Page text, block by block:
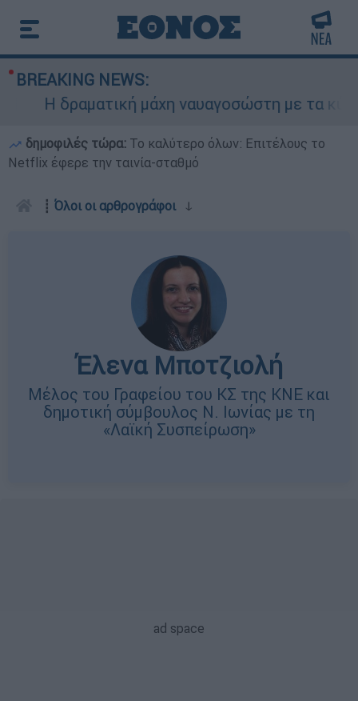
BREAKING NEWS:
Η δραματική μάχη ναυαγοσώστη με τα
δημοφιλές τώρα: Το καλύτερο όλων: Επιτέλους το
Netflix έφερε την ταινία-σταθμό
┋ Όλοι οι αρθρογράφοιↆ
Έλενα Μποτζιολή
Μέλος του Γραφείου του ΚΣ της ΚΝΕ και
δημοτική σύμβουλος Ν. Ιωνίας με τη
«Λαϊκή Συσπείρωση»